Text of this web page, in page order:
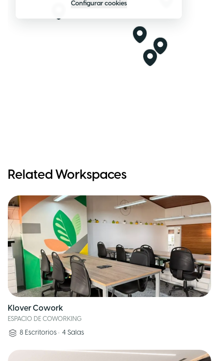
Configurar cookies
Related Workspaces
Klover Cowork
ESPACIO DE COWORKING
8 Escritorios • 4 Salas